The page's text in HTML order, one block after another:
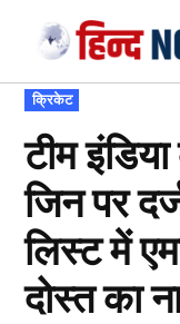
content
POSTED
IN
क्रिकेट
टीम
जिन पर
लिस्ट में
दोस्त का